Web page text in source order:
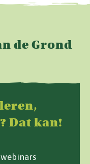
de Grond
Dat kan!